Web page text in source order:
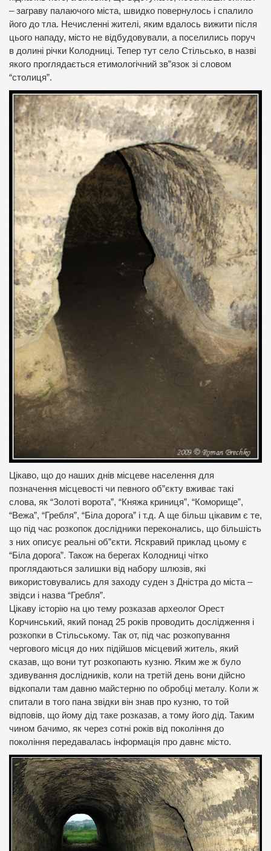
– заграву палаючого міста, швидко повернулось і спалило
його до тла. Нечисленні жителі, яким вдалось вижити після
цього нападу, місто не відбудовували, а поселились поруч
в долині річки Колодниці. Тепер тут село Стільсько, в назві
якого проглядається етимологічний зв”язок зі словом
“столиця”.
Цікаво, що до наших днів місцеве населення для
позначення місцевості чи певного об”єкту вживає такі
слова, як “Золоті ворота”, “Княжа криниця”, “Коморище”,
“Вежа”, “Гребля”, “Біла дорога” і т.д. А ще більш цікавим є те,
що під час розкопок дослідники переконались, що більшість
з них описує реальні об”єкти. Яскравий приклад цьому є
“Біла дорога”. Також на берегах Колодниці чітко
проглядаються залишки від набору шлюзів, які
використовувались для заходу суден з Дністра до міста –
звідси і назва “Гребля”.
Цікаву історію на цю тему розказав археолог Орест
Корчинський, який понад 25 років проводить дослідження і
розкопки в Стільському. Так от, під час розкопування
чергового місця до них підійшов місцевий житель, який
сказав, що вони тут розкопають кузню. Яким же ж було
здивування дослідників, коли на третій день вони дійсно
відкопали там давню майстерню по обробці металу. Коли ж
спитали в того пана звідки він знав про кузню, то той
відповів, що йому дід таке розказав, а тому його дід. Таким
чином бачимо, як через сотні років від покоління до
покоління передавалась інформація про давнє місто.